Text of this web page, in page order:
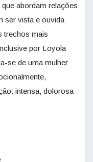
abordam relações
ser vista e ouvida
trechos mais
por Loyola
se de uma mulher
intensa, dolorosa